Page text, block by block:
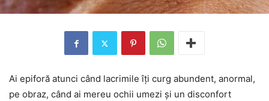
Ai epiforă atunci când lacrimile îți curg abundent, anormal,
pe obraz, când ai mereu ochii umezi și un disconfort